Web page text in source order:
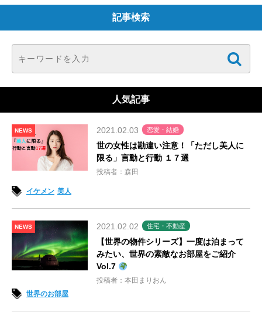
記事検索
人気記事
NEWS 2021.02.03 恋愛・結婚
世の女性は勘違い注意！「ただし美人に
限る」言動と行動 １７選
投稿者：森田
イケメン 美人
NEWS 2021.02.02 住宅・不動産
【世界の物件シリーズ】一度は泊まって
みたい、世界の素敵なお部屋をご紹介
Vol.7
投稿者：本田まりおん
世界のお部屋